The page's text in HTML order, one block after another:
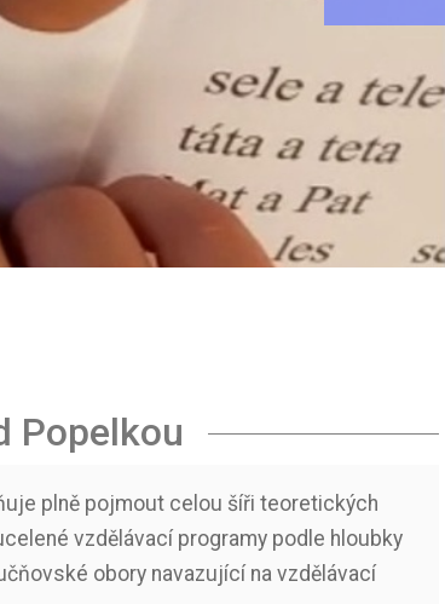
Popelkou
plně pojmout celou šíři teoretických
vzdělávací programy podle hloubky
obory navazující na vzdělávací